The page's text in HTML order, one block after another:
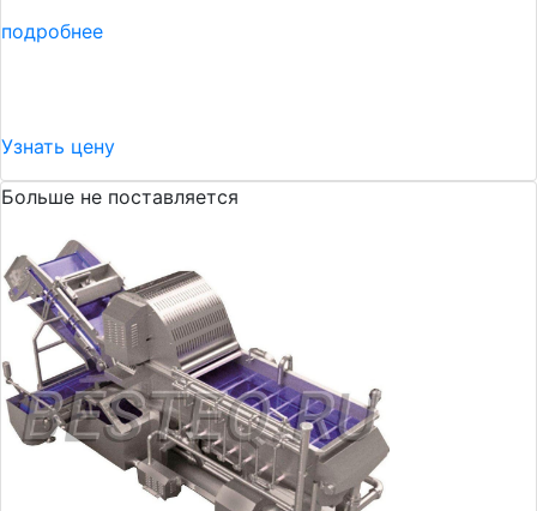
подробнее
Узнать цену
Больше не поставляется